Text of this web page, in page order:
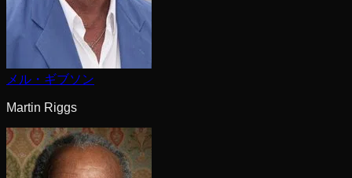
メル・ギブソン
Martin Riggs